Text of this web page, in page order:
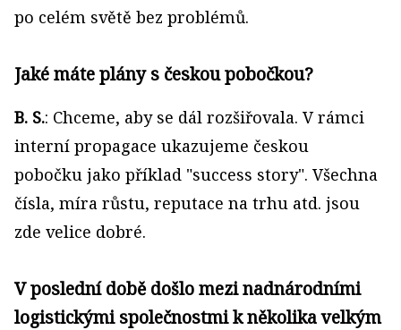
po celém světě bez problémů.
Jaké máte plány s českou pobočkou?
B. S.: Chceme, aby se dál rozšiřovala. V rámci
interní propagace ukazujeme českou
pobočku jako příklad "success story". Všechna
čísla, míra růstu, reputace na trhu atd. jsou
zde velice dobré.
V poslední době došlo mezi nadnárodními
logistickými společnostmi k několika velkým